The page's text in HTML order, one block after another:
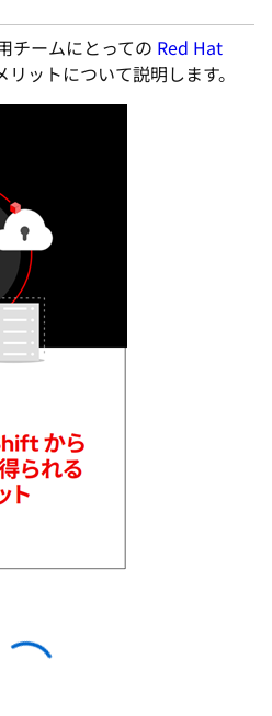
チームにとっての Red Hat
ットについて説明します。